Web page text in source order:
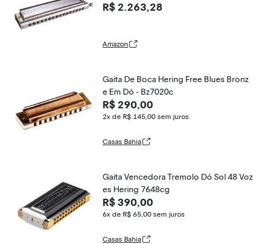
R$ 2.263,28
Amazon
Gaita De Boca Hering Free Blues Bronz
e Em Dó - Bz7020c
R$ 290,00
2x de R$ 145,00 sem juros
Casas Bahia
Gaita Vencedora Tremolo Dó Sol 48 Voz
es Hering 7648cg
R$ 390,00
6x de R$ 65,00 sem juros
Casas Bahia